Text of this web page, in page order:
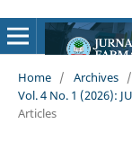
Home / Archives /
Vol. 4 No. 1 (2026):
Articles